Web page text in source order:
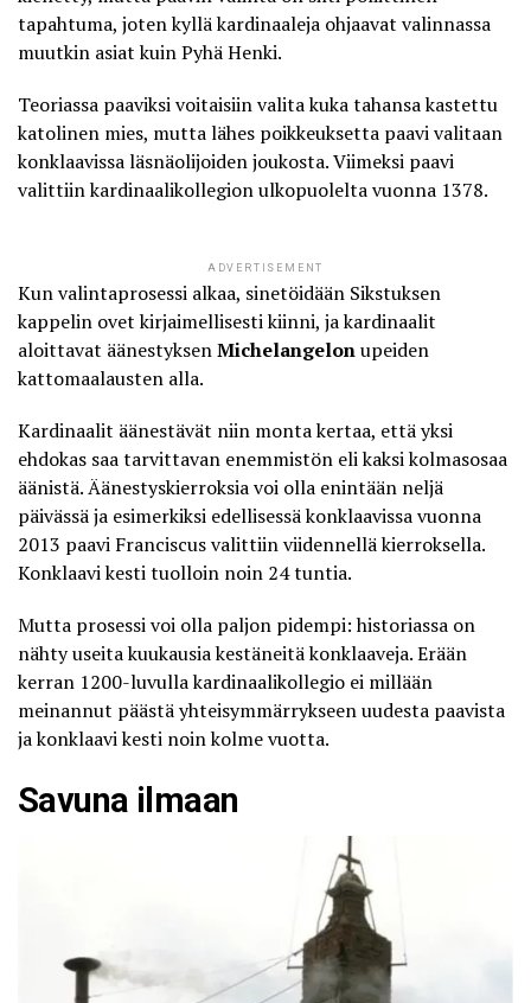
tapahtuma, joten kyllä kardinaaleja ohjaavat valinnassa
muutkin asiat kuin Pyhä Henki.
Teoriassa paaviksi voitaisiin valita kuka tahansa kastettu
katolinen mies, mutta lähes poikkeuksetta paavi valitaan
konklaavissa läsnäolijoiden joukosta. Viimeksi paavi
valittiin kardinaalikollegion ulkopuolelta vuonna 1378.
ADVERTISEMENT
Kun valintaprosessi alkaa, sinetöidään Sikstuksen
kappelin ovet kirjaimellisesti kiinni, ja kardinaalit
aloittavat äänestyksenMichelangelonupeiden
kattomaalausten alla.
Kardinaalit äänestävät niin monta kertaa, että yksi
ehdokas saa tarvittavan enemmistön eli kaksi kolmasosaa
äänistä. Äänestyskierroksia voi olla enintään neljä
päivässä ja esimerkiksi edellisessä konklaavissa vuonna
2013 paavi Franciscus valittiin viidennellä kierroksella.
Konklaavi kesti tuolloin noin 24 tuntia.
Mutta prosessi voi olla paljon pidempi: historiassa on
nähty useita kuukausia kestäneitä konklaaveja. Erään
kerran 1200-luvulla kardinaalikollegio ei millään
meinannut päästä yhteisymmärrykseen uudesta paavista
ja konklaavi kesti noin kolme vuotta.
Savuna ilmaan